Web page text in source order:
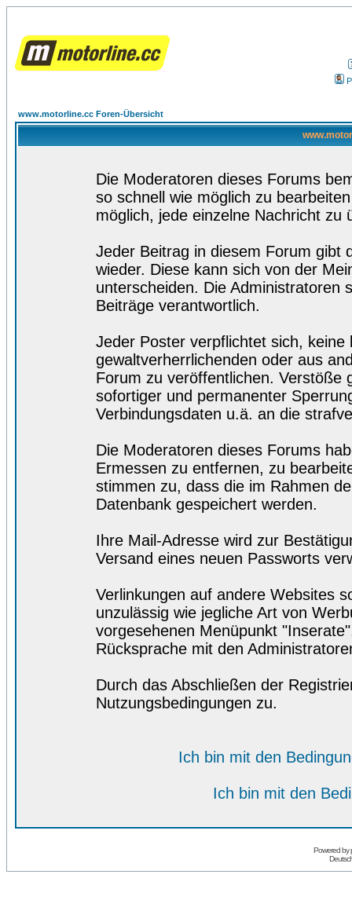
www.motorline.cc Foren-Übersicht
Die Moderatoren dieses Forums
so schnell wie möglich zu
möglich, jede einzelne Nachricht zu
Jeder Beitrag in diesem Forum gibt
wieder. Diese kann sich von der
unterscheiden. Die Administratoren
Beiträge verantwortlich.
Jeder Poster verpflichtet sich,
gewaltverherrlichenden oder aus
Forum zu veröffentlichen. Verstöße
sofortiger und permanenter
Verbindungsdaten u.ä. an die
Die Moderatoren dieses Forums
Ermessen zu entfernen, zu
stimmen zu, dass die im Rahmen
Datenbank gespeichert werden.
Ihre Mail-Adresse wird zur
Versand eines neuen Passworts
Verlinkungen auf andere Websites
unzulässig wie jegliche Art von
vorgesehenen Menüpunkt
Rücksprache mit den
Durch das Abschließen der
Nutzungsbedingungen zu.
Ich bin mit den
Ich bin mit den
Powered by